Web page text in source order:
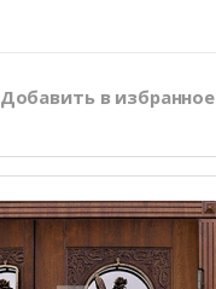
Добавить в избранное